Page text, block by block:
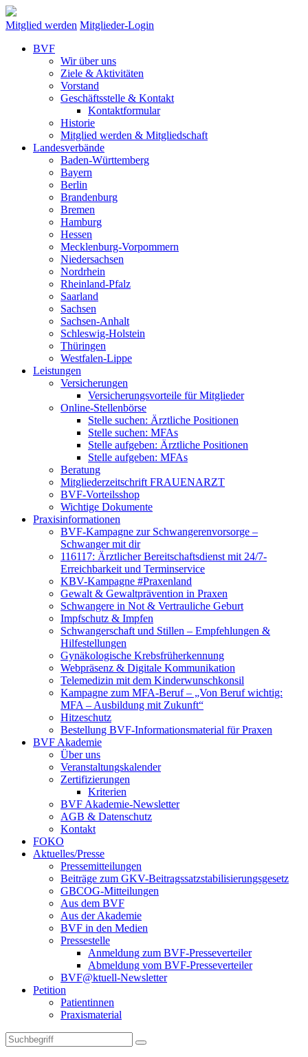
Mitglied werden Mitglieder-Login
BVF
Wir über uns
Ziele & Aktivitäten
Vorstand
Geschäftsstelle & Kontakt
Kontaktformular
Historie
Mitglied werden & Mitgliedschaft
Landesverbände
Baden-Württemberg
Bayern
Berlin
Brandenburg
Bremen
Hamburg
Hessen
Mecklenburg-Vorpommern
Niedersachsen
Nordrhein
Rheinland-Pfalz
Saarland
Sachsen
Sachsen-Anhalt
Schleswig-Holstein
Thüringen
Westfalen-Lippe
Leistungen
Versicherungen
Versicherungsvorteile für Mitglieder
Online-Stellenbörse
Stelle suchen: Ärztliche Positionen
Stelle suchen: MFAs
Stelle aufgeben: Ärztliche Positionen
Stelle aufgeben: MFAs
Beratung
Mitgliederzeitschrift FRAUENARZT
BVF-Vorteilsshop
Wichtige Dokumente
Praxisinformationen
BVF-Kampagne zur Schwangerenvorsorge –
Schwanger mit dir
116117: Ärztlicher Bereitschaftsdienst mit 24/7-
Erreichbarkeit und Terminservice
KBV-Kampagne #Praxenland
Gewalt & Gewaltprävention in Praxen
Schwangere in Not & Vertrauliche Geburt
Impfschutz & Impfen
Schwangerschaft und Stillen – Empfehlungen &
Hilfestellungen
Gynäkologische Krebsfrüherkennung
Webpräsenz & Digitale Kommunikation
Telemedizin mit dem Kinderwunschkonsil
Kampagne zum MFA-Beruf – „Von Beruf wichtig:
MFA – Ausbildung mit Zukunft“
Hitzeschutz
Bestellung BVF-Informationsmaterial für Praxen
BVF Akademie
Über uns
Veranstaltungskalender
Zertifizierungen
Kriterien
BVF Akademie-Newsletter
AGB & Datenschutz
Kontakt
FOKO
Aktuelles/Presse
Pressemitteilungen
Beiträge zum GKV-Beitragssatzstabilisierungsgesetz
GBCOG-Mitteilungen
Aus dem BVF
Aus der Akademie
BVF in den Medien
Pressestelle
Anmeldung zum BVF-Presseverteiler
Abmeldung vom BVF-Presseverteiler
BVF@ktuell-Newsletter
Petition
Patientinnen
Praxismaterial